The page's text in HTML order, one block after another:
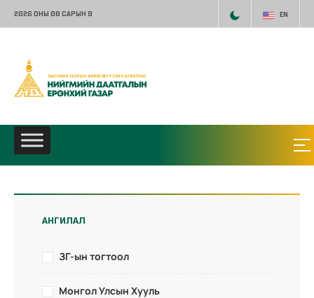
2026 ОНЫ 08 САРЫН 9 EN
АНГИЛАЛ
ЗГ-ын тогтоол
Монгол Улсын Хууль